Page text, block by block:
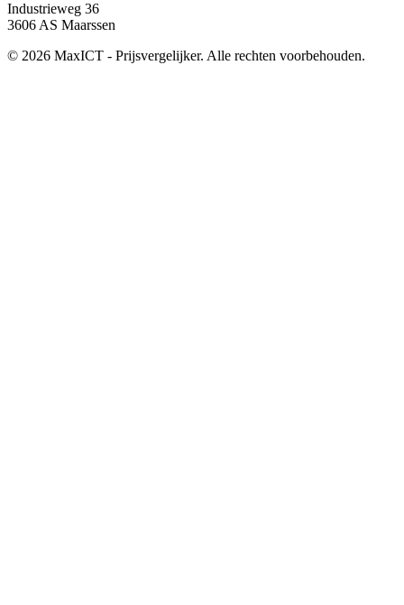
Industrieweg 36
3606 AS Maarssen
© 2026 MaxICT - Prijsvergelijker. Alle rechten voorbehouden.